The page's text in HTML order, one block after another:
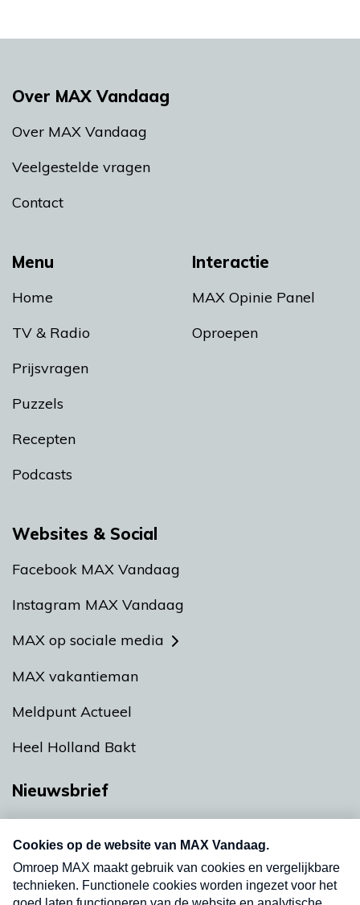
Menu
Home
TV & Radio
Prijsvragen
Puzzels
Recepten
Podcasts
Interactie
MAX Opinie Panel
Oproepen
Over MAX Vandaag
Over MAX Vandaag
Veelgestelde vragen
Contact
Websites & Social
Facebook MAX Vandaag
Instagram MAX Vandaag
MAX op sociale media
MAX vakantieman
Meldpunt Actueel
Heel Holland Bakt
Nieuwsbrief
nieuwsbrief. Elke vrijdag- en dinsdagochtend in
uw mailbox.